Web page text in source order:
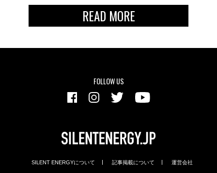
READ MORE
FOLLOW US
SILENT ENERGYについて 記事掲載について 運営会社